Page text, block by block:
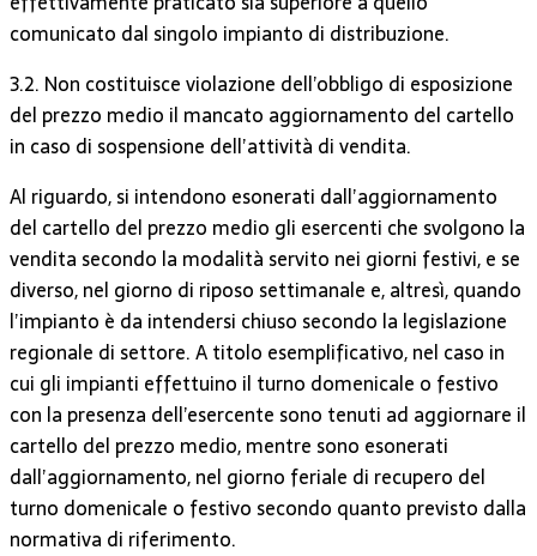
comunicato dal singolo impianto di distribuzione.
3.2. Non costituisce violazione dell’obbligo di esposizione
del prezzo medio il mancato aggiornamento del cartello
in caso di sospensione dell’attività di vendita.
Al riguardo, si intendono esonerati dall’aggiornamento
del cartello del prezzo medio gli esercenti che svolgono la
vendita secondo la modalità servito nei giorni festivi, e se
diverso, nel giorno di riposo settimanale e, altresì, quando
l’impianto è da intendersi chiuso secondo la legislazione
regionale di settore. A titolo esemplificativo, nel caso in
cui gli impianti effettuino il turno domenicale o festivo
con la presenza dell’esercente sono tenuti ad aggiornare il
cartello del prezzo medio, mentre sono esonerati
dall’aggiornamento, nel giorno feriale di recupero del
turno domenicale o festivo secondo quanto previsto dalla
normativa di riferimento.